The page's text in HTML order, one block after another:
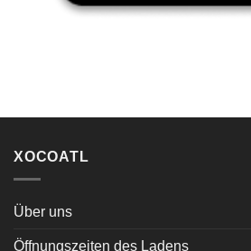
XOCOATL
Über uns
Öffnungszeiten des Ladens